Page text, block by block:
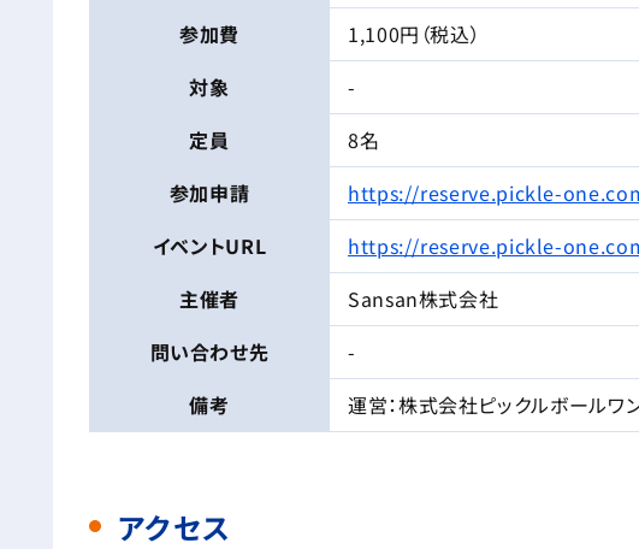
参加費
1,100円（税込）
対象
-
定員
8名
参加申請
https://reserve.pickle-
イベントURL
https://reserve.pickle-
主催者
Sansan株式会社
問い合わせ先
-
備考
運営：株式会社ピックルボールワ
アクセス